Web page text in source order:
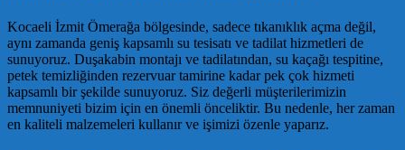
Kocaeli İzmit Ömerağa bölgesinde, sadece tıkanıklık açma değil,
aynı zamanda geniş kapsamlı su tesisatı ve tadilat hizmetleri de
sunuyoruz. Duşakabin montajı ve tadilatından, su kaçağı tespitine,
petek temizliğinden rezervuar tamirine kadar pek çok hizmeti
kapsamlı bir şekilde sunuyoruz. Siz değerli müşterilerimizin
memnuniyeti bizim için en önemli önceliktir. Bu nedenle, her zaman
en kaliteli malzemeleri kullanır ve işimizi özenle yaparız.